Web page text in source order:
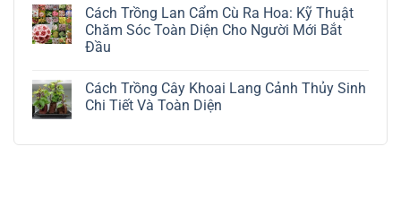
Thuật
Chăm
Sóc
Lá
Tế
Địa
Lan
Tứ
Thời:
Chi
Tiết
Trồng
bình
luận
ở
Toàn
Trồng
Nho
Ngón
Cách Trồng Lan Cẩm Cù Ra Hoa: Kỹ Thuật
Chăm Sóc Toàn Diện Cho Người Mới Bắt
Đầu
bình
luận
ở
Lan
Cách Trồng Cây Khoai Lang Cảnh Thủy Sinh
Chi Tiết Và Toàn Diện
bình